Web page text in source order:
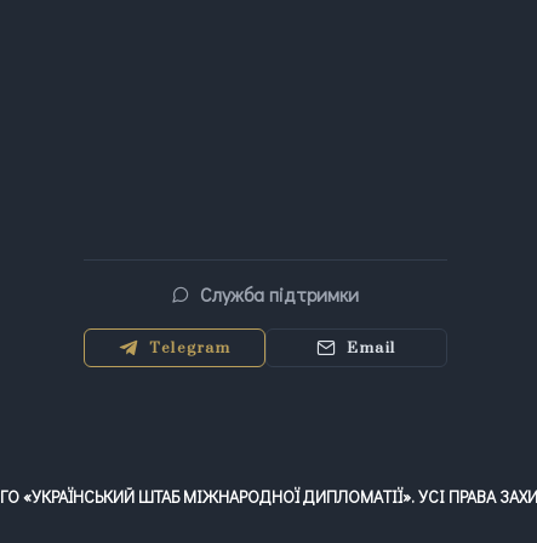
Служба підтримки
Telegram Email
ГО «УКРАЇНСЬКИЙ ШТАБ МІЖНАРОДНОЇ ДИПЛОМАТІЇ». УСІ ПРАВА